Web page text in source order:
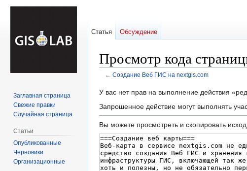
Просмотр кода
← Создание Веб ГИС на nextgis.com
Перейти
к
Перейти
к
У вас нет прав на выполнение действия
Запрошенное действие могут выполнять
Вы можете просмотреть и скопировать
Статья Обсуждение
Заглавная страница
Свежие правки
Случайная страница
Статьи
Опубликованные
Черновики
Организационные